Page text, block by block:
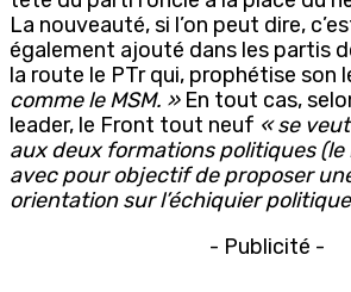
La nouveauté, si l’on peut dire,
également ajouté dans les partis
la route le PTr qui, prophétise son
comme le MSM. »En tout cas,
leader, le Front tout neuf « se
aux deux formations politiques (le
avec pour objectif de proposer
orientation sur l’échiquier
- Publicité -